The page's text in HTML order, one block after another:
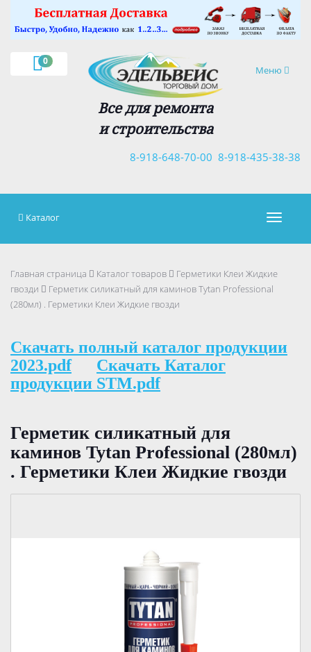
0
Навигация
Меню
Все для ремонта
и строительства
8-918-435-38-38
8-918-648-70-00
×
Каталог
Главная страница Каталог товаров
Герметики Клеи Жидкие
гвозди
Герметик силикатный для каминов Tytan Professional
(280мл) . Герметики Клеи Жидкие гвозди
Скачать полный каталог продукции
2023.pdf
Скачать Каталог
продукции STM.pdf
Герметик силикатный для
каминов Tytan Professional (280мл)
. Герметики Клеи Жидкие гвозди